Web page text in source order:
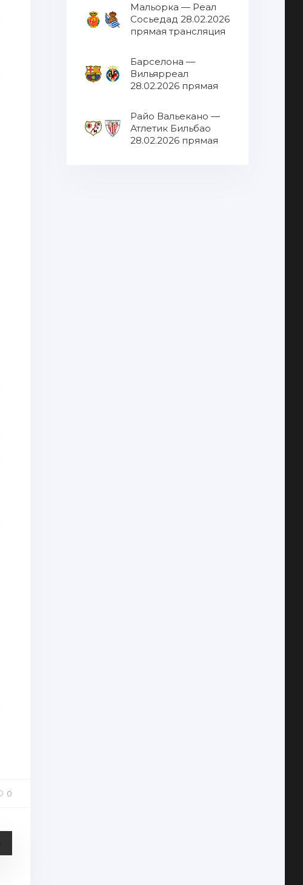
0
Мальорка — Реал
Сосьедад 28.02.2026
прямая трансляция
Барселона —
Вильярреал
28.02.2026 прямая
Райо Вальекано —
Атлетик Бильбао
28.02.2026 прямая